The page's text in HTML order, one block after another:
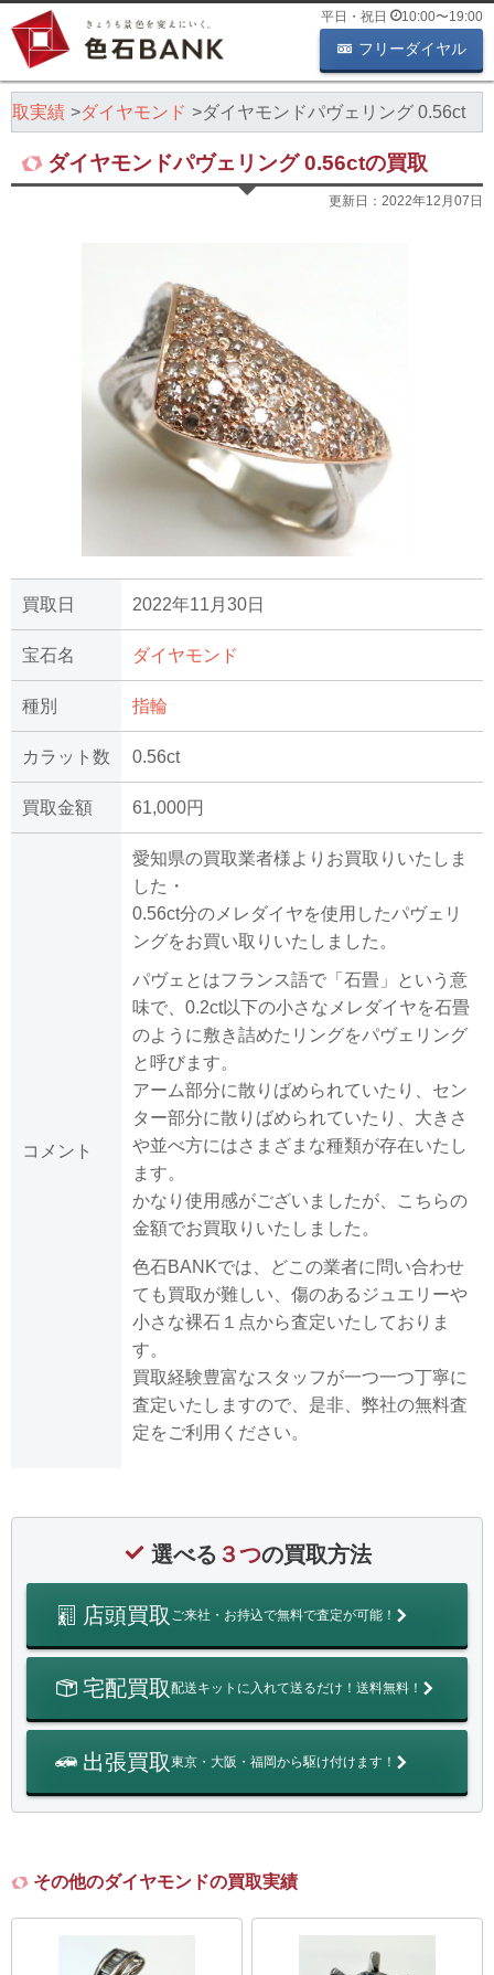
平日・祝日 10:00〜19:00
フリーダイヤル
取実績 ダイヤモンド ダイヤモンドパヴェリング 0.56ct
ダイヤモンドパヴェリング 0.56ctの買取
更新日： 2022年12月07日
買取日 2022年11月30日
宝石名 ダイヤモンド
種別 指輪
カラット数 0.56ct
買取金額 61,000円
コメント
愛知県の買取業者様よりお買取りいたしま
した・
0.56ct分のメレダイヤを使用したパヴェリ
ングをお買い取りいたしました。
パヴェとはフランス語で「石畳」という意
味で、0.2ct以下の小さなメレダイヤを石畳
のように敷き詰めたリングをパヴェリング
と呼びます。
アーム部分に散りばめられていたり、セン
ター部分に散りばめられていたり、大きさ
や並べ方にはさまざまな種類が存在いたし
ます。
かなり使用感がございましたが、こちらの
金額でお買取りいたしました。
色石BANKでは、どこの業者に問い合わせ
ても買取が難しい、傷のあるジュエリーや
小さな裸石１点から査定いたしておりま
す。
買取経験豊富なスタッフが一つ一つ丁寧に
査定いたしますので、是非、弊社の無料査
定をご利用ください。
選べる ３つの買取方法
店頭買取 ご来社・お持込で無料で査定が可能！
宅配買取配送キットに入れて送るだけ！送料無料！
出張買取東京・大阪・福岡から駆け付けます！
その他のダイヤモンドの買取実績